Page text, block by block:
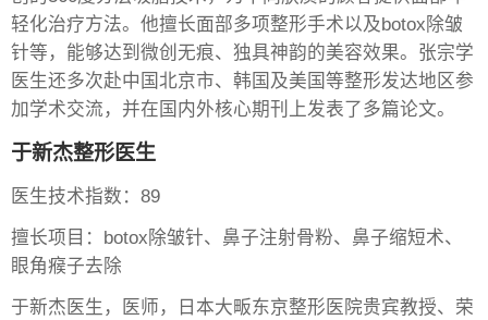
轻化治疗方法。他擅长面部多项整形手术以及botox除皱
针等，能够达到微创无痕、独具神韵的美容效果。张宗学
医生还多次赴中国北京市、韩国及美国等整形发达地区参
加学术交流，并在国内外核心期刊上发表了多篇论文。
于新杰整形医生
医生技术指数：89
擅长项目：botox除皱针、鼻子注射骨粉、鼻子缩短术、
眼角瘊子去除
于新杰医生，医师，日本大畈东京整形医院贵宾教授、荣